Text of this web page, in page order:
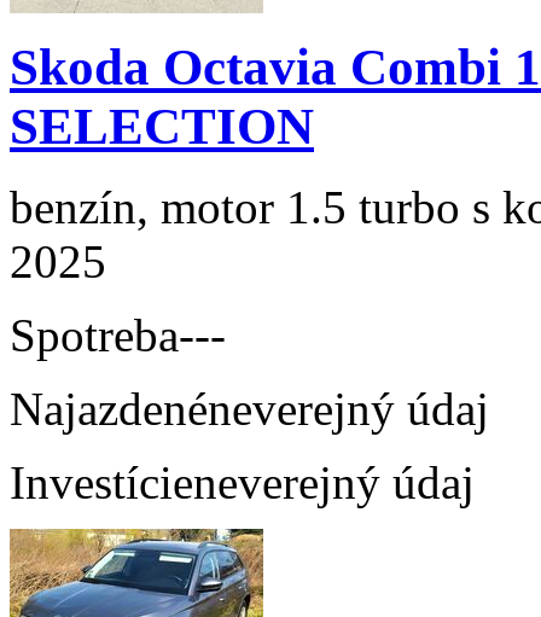
Skoda Octavia Combi
SELECTION
benzín, motor 1.5 turbo s
2025
Spotreba---
Najazdenéneverejný údaj
Investícieneverejný údaj